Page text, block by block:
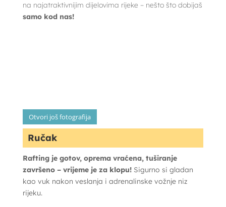
na najatraktivnijim dijelovima rijeke – nešto što dobijaš
samo kod nas!
Otvori još fotografija
Ručak
Rafting je gotov, oprema vraćena, tuširanje
završeno – vrijeme je za klopu!Sigurno si gladan
kao vuk nakon veslanja i adrenalinske vožnje niz
rijeku.